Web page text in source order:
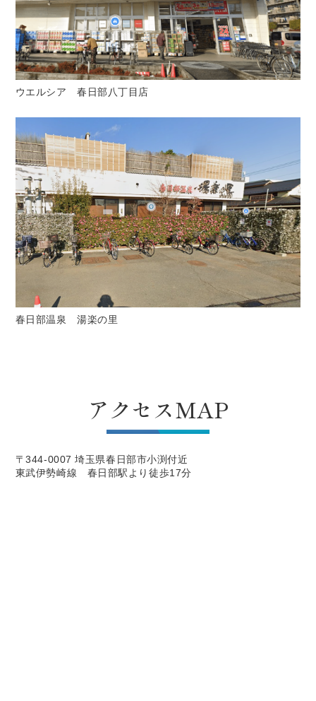
ウエルシア 春日部八丁目店
春日部温泉 湯楽の里
アクセスMAP
〒344-0007 埼玉県春日部市小渕付近
東武伊勢崎線 春日部駅より徒歩17分